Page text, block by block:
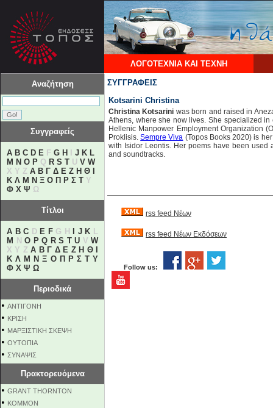
ΛΟΓΟΤΕΧΝΙΑ ΚΑΙ ΤΕΧΝΗ
Αναζήτηση
Συγγραφείς
A B C D E F G H J K L
M N O P Q R S T U V W
X Y Z Α Β Γ Δ Ε Ζ Η Θ
Κ Λ Μ Ν Ξ Ο Π Ρ Σ Τ Υ
Φ Χ Ψ Ω
Τίτλοι
A B C D E FG H J K L
M
N O P Q R S T U V W
X Y ZΑ Β Γ Δ Ε Ζ Η Θ
Κ Λ Μ Ν Ξ Ο Π Ρ Σ Τ Υ
Φ Χ Ψ Ω
Περιοδικά
• ΑΝΤΙΓΟΝΗ
• ΚΡΙΣΗ
• ΜΑΡΞΙΣΤΙΚΗ ΣΚΕΨΗ
• ΟΥΤΟΠΙΑ
• ΣΥΝΑΨΙΣ
Πρακτορευόμενα
• GRANT THORNTON
• KOMMON
ΣΥΓΓΡΑΦΕΙΣ
Kotsarini Christina
Christina Kotsarini was born and raised in
Athens, where she now lives. She specialized
Hellenic Manpower Employment Organization
Proklisis.Sempre Viva (Topos Books 2020) is
with Isidor Leontis. Her poems have been
and soundtracks.
rss feed Νέων
rss feed Νέων Εκδόσεων
Follow us: